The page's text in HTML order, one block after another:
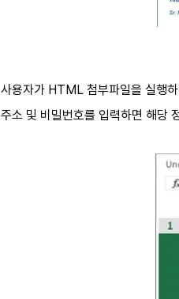
사용자가 HTML 첨부파일을 실행
주소 및 비밀번호를 입력하면 해당